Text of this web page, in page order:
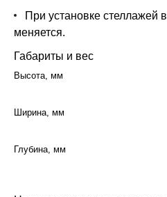
При установке стеллажей
меняется.
Габариты и вес
Высота, мм
Ширина, мм
Глубина, мм